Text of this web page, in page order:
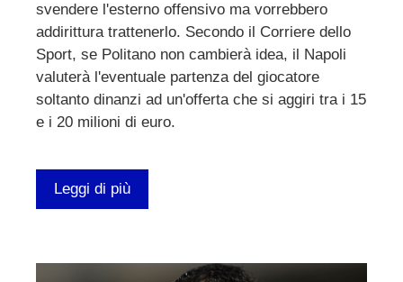
svendere l'esterno offensivo ma vorrebbero
addirittura trattenerlo. Secondo il Corriere dello
Sport, se Politano non cambierà idea, il Napoli
valuterà l'eventuale partenza del giocatore
soltanto dinanzi ad un'offerta che si aggiri tra i 15
e i 20 milioni di euro.
Leggi di più